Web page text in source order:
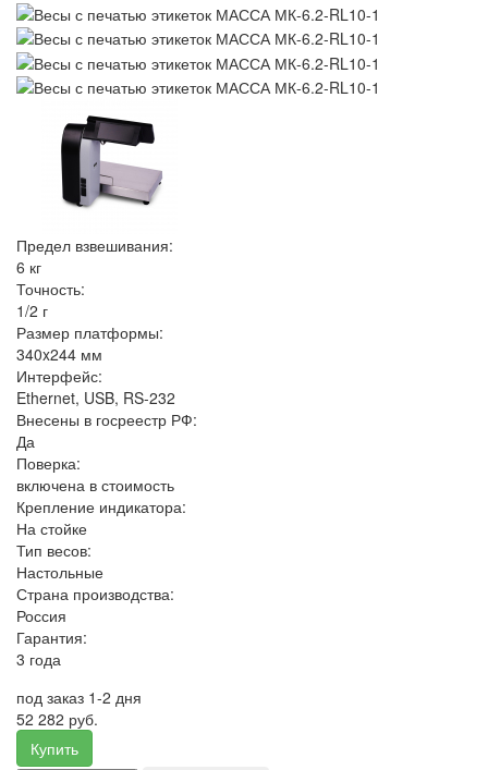
Предел взвешивания:
6 кг
Точность:
1/2 г
Размер платформы:
340x244 мм
Интерфейс:
Ethernet, USB, RS-232
Внесены в госреестр РФ:
Да
Поверка:
включена в стоимость
Крепление индикатора:
На стойке
Тип весов:
Настольные
Страна производства:
Россия
Гарантия:
3 года
под заказ 1-2 дня
52 282 руб.
Купить